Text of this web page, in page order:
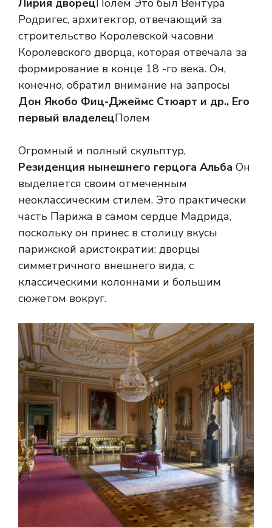
Лирия дворецПолем Это был Вентура
Родригес, архитектор, отвечающий за
строительство Королевской часовни
Королевского дворца, которая отвечала за
формирование в конце 18 -го века. Он,
конечно, обратил внимание на запросы
Дон Якобо Фиц-Джеймс Стюарт и др., Его
первый владелецПолем
Огромный и полный скульптур,
Резиденция нынешнего герцога Альба Он
выделяется своим отмеченным
неоклассическим стилем. Это практически
часть Парижа в самом сердце Мадрида,
поскольку он принес в столицу вкусы
парижской аристократии: дворцы
симметричного внешнего вида, с
классическими колоннами и большим
сюжетом вокруг.